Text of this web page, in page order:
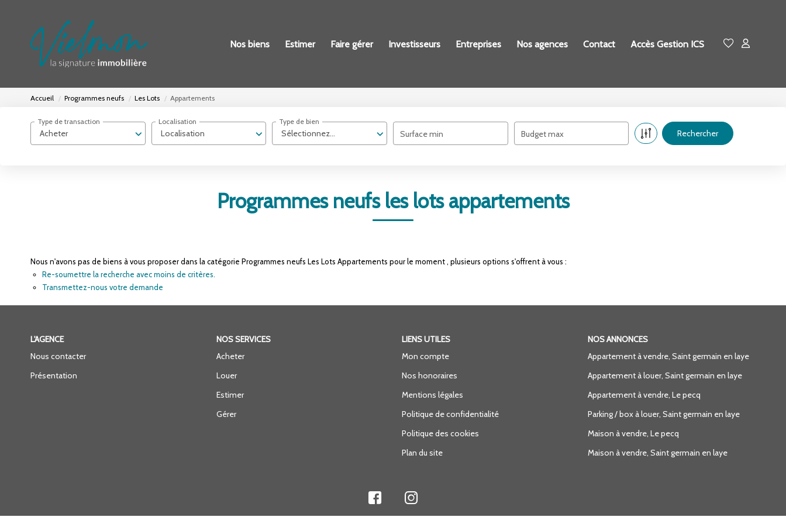
Nos biens Estimer Faire gérer Investisseurs Entreprises Nos agences Contact Accès Gestion ICS
Accueil Programmes neufs Les Lots Appartements
Acheter
Type de transaction
Localisation
Localisation
Sélectionnez...
Type de bien
Surface min Budget max
Programmes neufs les lots appartements
Nous n'avons pas de biens à vous proposer dans la catégorie Programmes neufs Les Lots Appartements pour le moment , plusieurs options s'offrent à vous :
Re-soumettre la recherche avec moins de critères.
Transmettez-nous votre demande
L'AGENCE
Nous contacter
Présentation
NOS SERVICES
Acheter
Louer
Estimer
Gérer
LIENS UTILES
Mon compte
Nos honoraires
Mentions légales
Politique de confidentialité
Politique des cookies
Plan du site
NOS ANNONCES
Appartement à vendre, Saint germain en laye
Appartement à louer, Saint germain en laye
Appartement à vendre, Le pecq
Parking / box à louer, Saint germain en laye
Maison à vendre, Le pecq
Maison à vendre, Saint germain en laye